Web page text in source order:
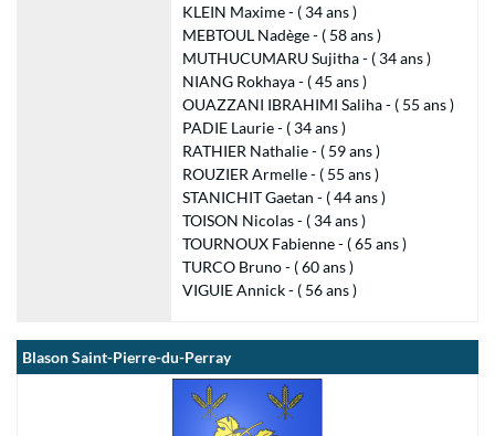
KLEIN Maxime - ( 34 ans )
MEBTOUL Nadège - ( 58 ans )
MUTHUCUMARU Sujitha - ( 34 ans )
NIANG Rokhaya - ( 45 ans )
OUAZZANI IBRAHIMI Saliha - ( 55 ans )
PADIE Laurie - ( 34 ans )
RATHIER Nathalie - ( 59 ans )
ROUZIER Armelle - ( 55 ans )
STANICHIT Gaetan - ( 44 ans )
TOISON Nicolas - ( 34 ans )
TOURNOUX Fabienne - ( 65 ans )
TURCO Bruno - ( 60 ans )
VIGUIE Annick - ( 56 ans )
Blason Saint-Pierre-du-Perray